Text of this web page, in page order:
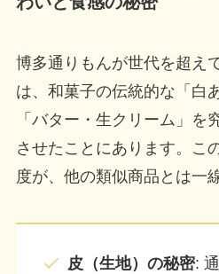
博多通りもんが世代を超え
は、和菓子の伝統的な「白
「バター・生クリーム」を
させたことにあります。こ
度が、他の類似商品とは一
皮（生地）の秘密: